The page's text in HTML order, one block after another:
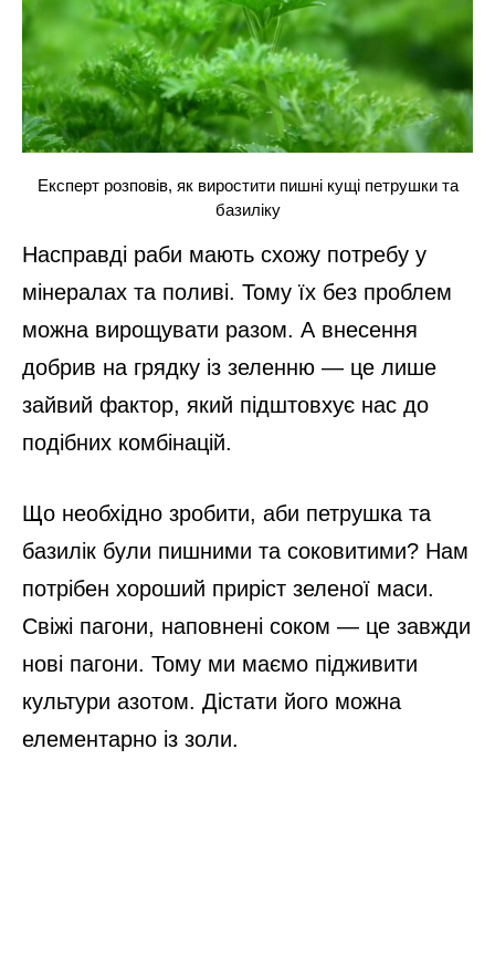
Експерт розповів, як виростити пишні кущі петрушки та
базиліку
Насправді раби мають схожу потребу у
мінералах та поливі. Тому їх без проблем
можна вирощувати разом. А внесення
добрив на грядку із зеленню — це лише
зайвий фактор, який підштовхує нас до
подібних комбінацій.
Що необхідно зробити, аби петрушка та
базилік були пишними та соковитими? Нам
потрібен хороший приріст зеленої маси.
Свіжі пагони, наповнені соком — це завжди
нові пагони. Тому ми маємо підживити
культури азотом. Дістати його можна
елементарно із золи.